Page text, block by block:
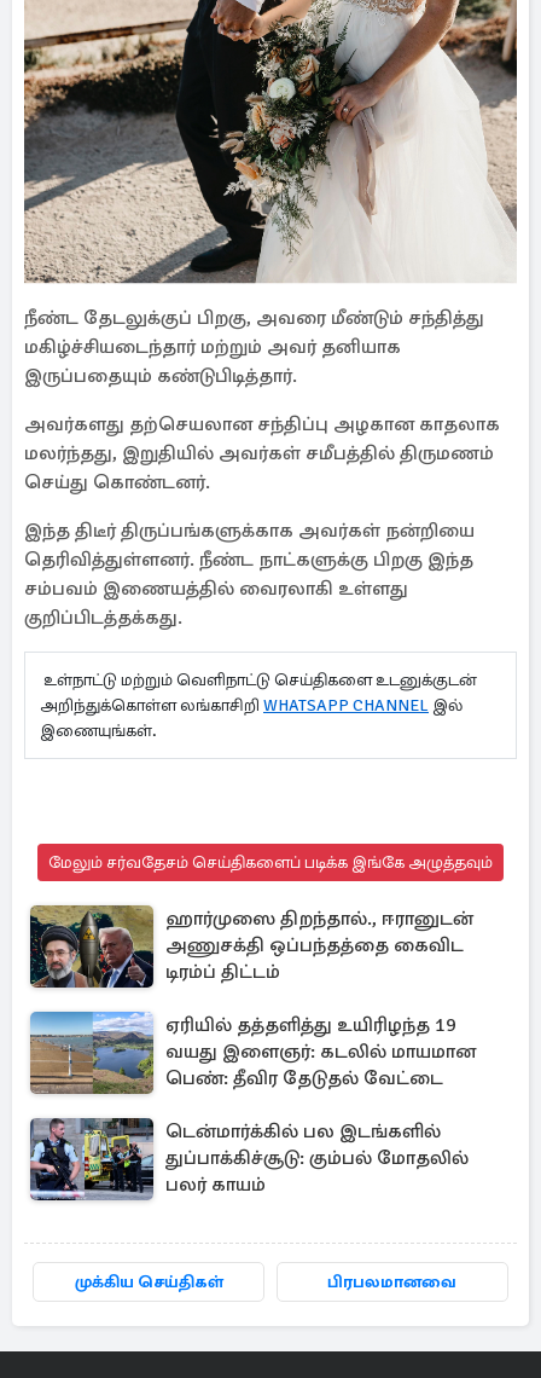
நீண்ட தேடலுக்குப் பிறகு, அவரை மீண்டும் சந்தித்து
மகிழ்ச்சியடைந்தார் மற்றும் அவர் தனியாக
இருப்பதையும் கண்டுபிடித்தார்.
அவர்களது தற்செயலான சந்திப்பு அழகான காதலாக
மலர்ந்தது, இறுதியில் அவர்கள் சமீபத்தில் திருமணம்
செய்து கொண்டனர்.
இந்த திடீர் திருப்பங்களுக்காக அவர்கள் நன்றியை
தெரிவித்துள்ளனர். நீண்ட நாட்களுக்கு பிறகு இந்த
சம்பவம் இணையத்தில் வைரலாகி உள்ளது
குறிப்பிடத்தக்கது.
உள்நாட்டு மற்றும் வெளிநாட்டு செய்திகளை உடனுக்குடன்
அறிந்துக்கொள்ள லங்காசிறி WHATSAPP CHANNEL இல்
இணையுங்கள்.
மேலும் சர்வதேசம் செய்திகளைப் படிக்க இங்கே அழுத்தவும்
ஹார்முஸை திறந்தால்., ஈரானுடன்
அணுசக்தி ஒப்பந்தத்தை கைவிட
டிரம்ப் திட்டம்
ஏரியில் தத்தளித்து உயிரிழந்த 19
வயது இளைஞர்: கடலில் மாயமான
பெண்: தீவிர தேடுதல் வேட்டை
டென்மார்க்கில் பல இடங்களில்
துப்பாக்கிச்சூடு: கும்பல் மோதலில்
பலர் காயம்
முக்கிய செய்திகள் பிரபலமானவை